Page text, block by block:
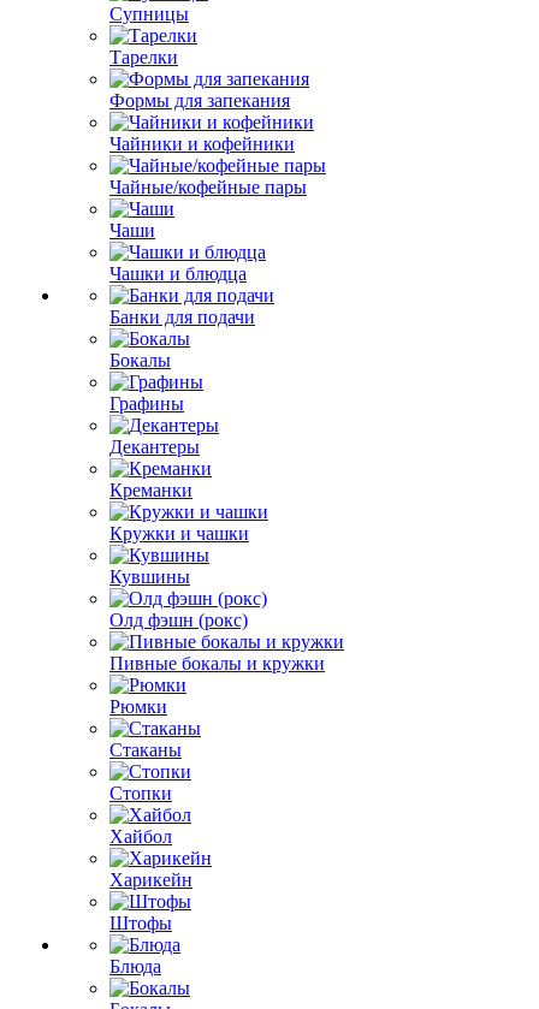
Супницы
Тарелки
Формы для запекания
Чайники и кофейники
Чайные/кофейные пары
Чаши
Чашки и блюдца
Банки для подачи
Бокалы
Графины
Декантеры
Креманки
Кружки и чашки
Кувшины
Олд фэшн (рокс)
Пивные бокалы и кружки
Рюмки
Стаканы
Стопки
Хайбол
Харикейн
Штофы
Блюда